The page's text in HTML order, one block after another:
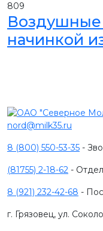
809
Воздушные
начинкой
nord@milk35.ru
8 (800) 550-53-35 -
(81755) 2-18-62 -
8 (921) 232-42-68 -
г. Грязовец, ул.